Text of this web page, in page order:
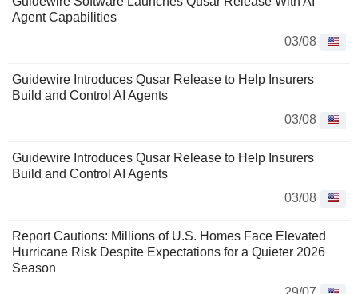
Agent Capabilities
03/08
Guidewire Introduces Qusar Release to Help Insurers
Build and Control AI Agents
03/08
Guidewire Introduces Qusar Release to Help Insurers
Build and Control AI Agents
03/08
Report Cautions: Millions of U.S. Homes Face Elevated
Hurricane Risk Despite Expectations for a Quieter 2026
Season